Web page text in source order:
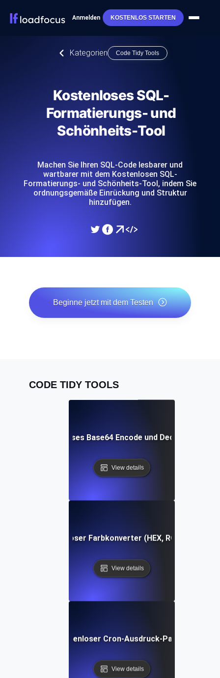
Anmelden KOSTENLOS STARTEN
Kategorien Code Tidy Tools
Kostenloses SQL-
Formatierungs- und
Schönheits-Tool
Machen Sie Ihren SQL-Code lesbarer und
wartbarer mit dem Kostenlosen SQL-
Formatierungs- und Schönheits-Tool, indem Sie
ordnungsgemäße Einrückung und Struktur
hinzufügen.
Beginne jetzt mit dem Testen
CODE TIDY TOOLS
Kostenloses Base64 Encode und Decode Tool
View details
Kostenloser Farbkonverter (HEX, RGB, HSL)
View details
Kostenloser Cron-Ausdruck-Parser
View details